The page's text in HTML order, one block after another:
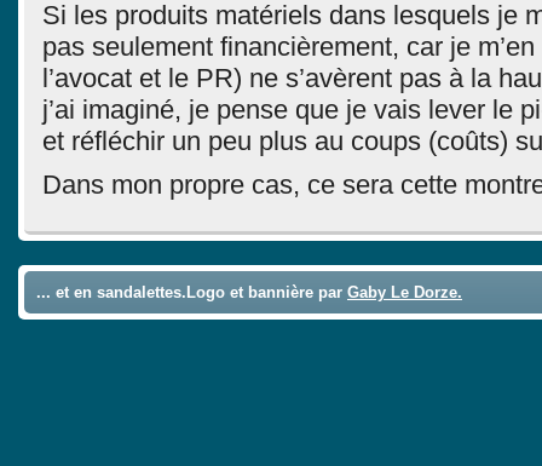
Si les produits matériels dans lesquels je
pas seulement financièrement, car je
l’avocat et le PR) ne s’avèrent pas à la
j’ai imaginé, je pense que je vais lever le
et réfléchir un peu plus au coups (coûts)
Dans mon propre cas, ce sera cette
... et en sandalettes.Logo et bannière par Gaby Le Dorze.